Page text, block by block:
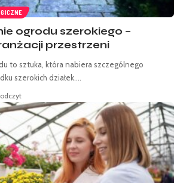
ogrodu szerokiego –
przestrzeni
to sztuka, która nabiera szczególnego
szerokich działek.